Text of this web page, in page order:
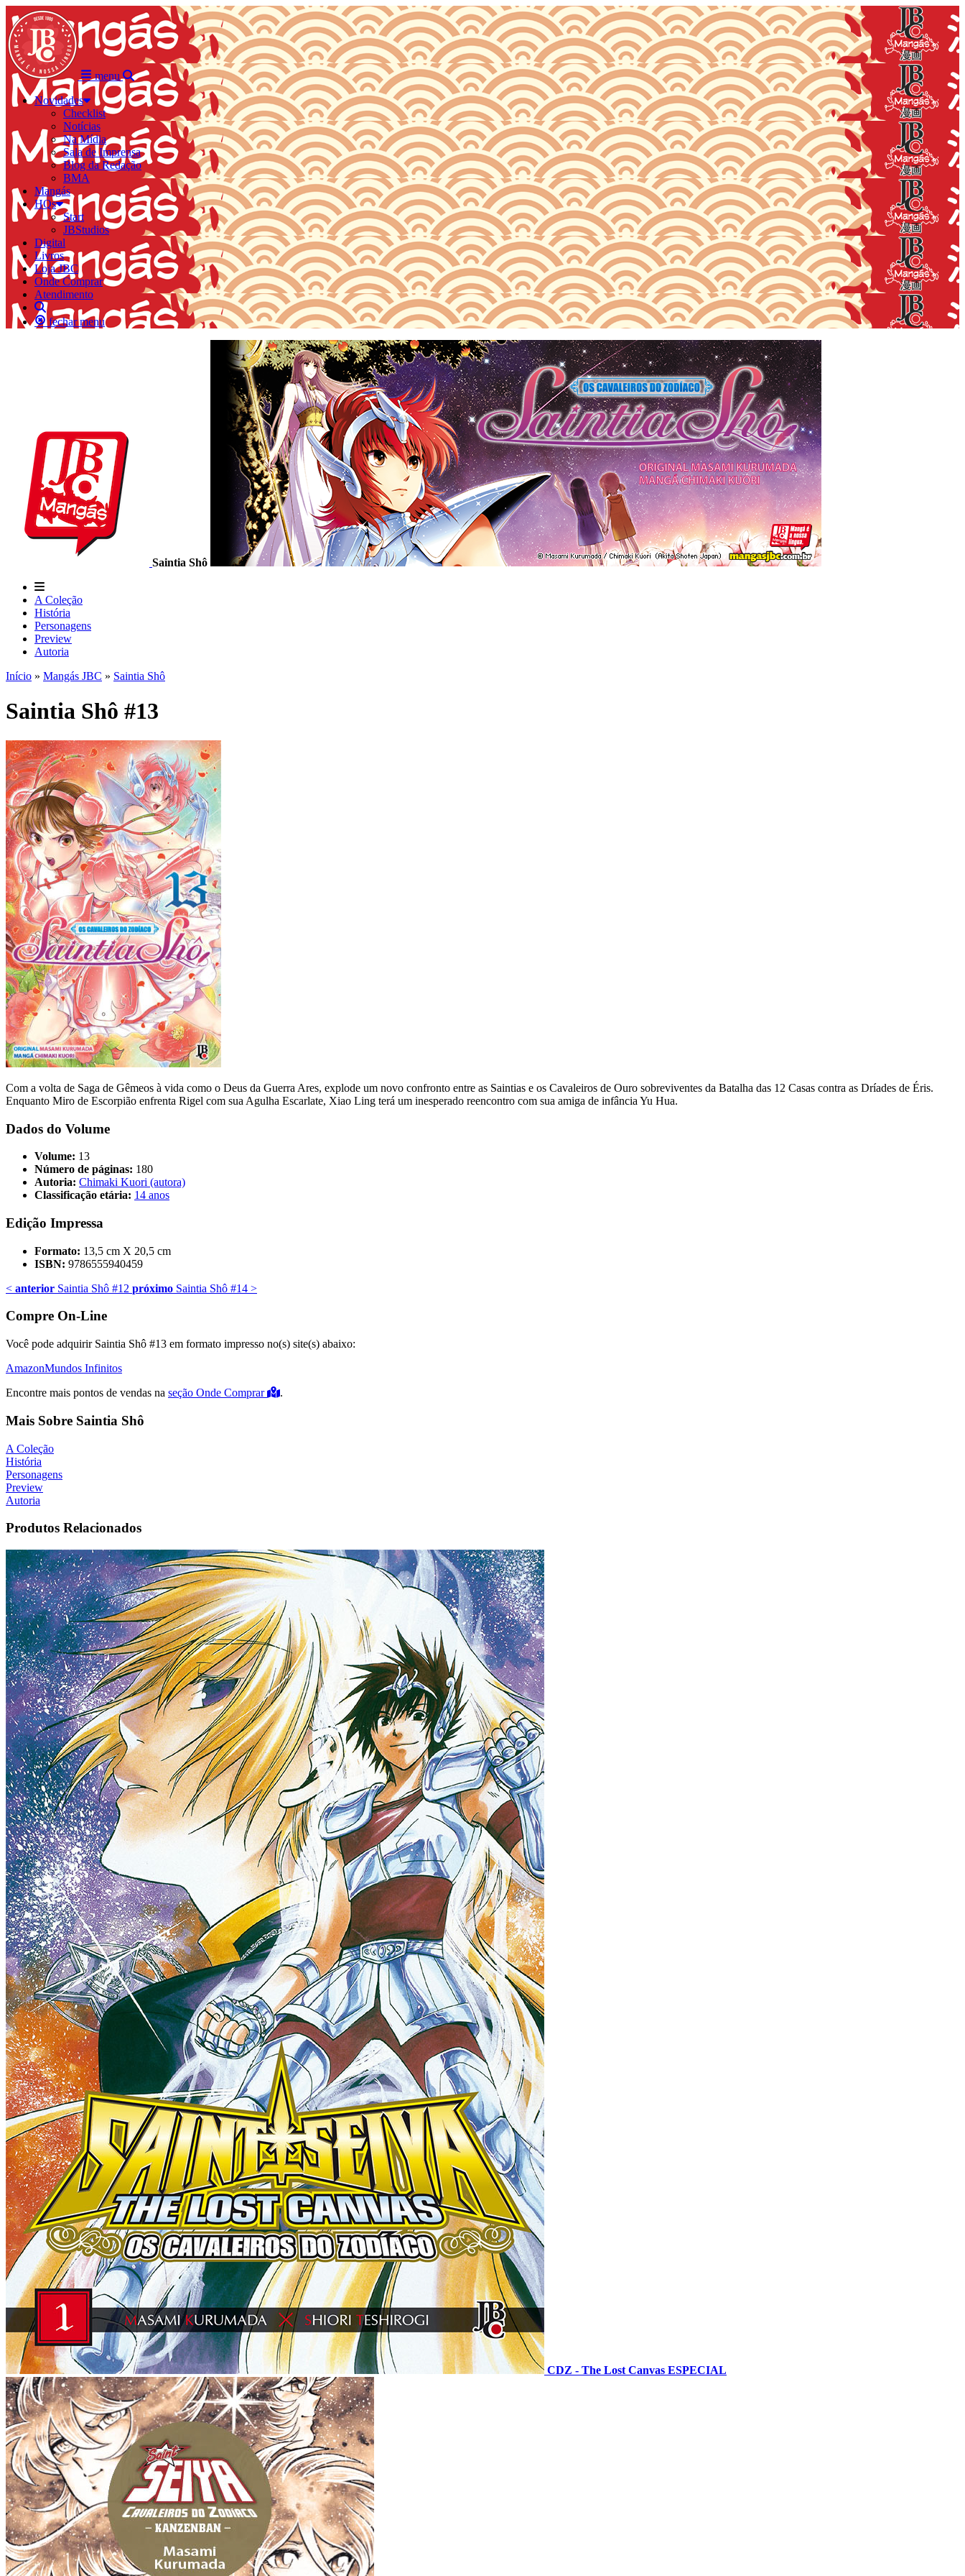
menu
Novidades
Checklist
Notícias
Na Mídia
Sala de Imprensa
Blog da Redação
BMA
Mangás
HQs
Start
JBStudios
Digital
Livros
Loja JBC
Onde Comprar
Atendimento
fechar menu
Saintia Shô
A Coleção
História
Personagens
Preview
Autoria
Início » Mangás JBC » Saintia Shô
Saintia Shô #13
Com a volta de Saga de Gêmeos à vida como o Deus da Guerra Ares, explode um novo confronto entre as Saintias e os Cavaleiros de Ouro sobreviventes da Batalha das 12 Casas contra as Dríades de Éris.
Enquanto Miro de Escorpião enfrenta Rigel com sua Agulha Escarlate, Xiao Ling terá um inesperado reencontro com sua amiga de infância Yu Hua.
Dados do Volume
Volume: 13
Número de páginas: 180
Autoria: Chimaki Kuori (autora)
Classificação etária: 14 anos
Edição Impressa
Formato: 13,5 cm X 20,5 cm
ISBN: 9786555940459
< anterior Saintia Shô #12 próximo Saintia Shô #14 >
Compre On-Line
Você pode adquirir Saintia Shô #13 em formato impresso no(s) site(s) abaixo:
AmazonMundos Infinitos
Encontre mais pontos de vendas na seção Onde Comprar .
Mais Sobre Saintia Shô
A Coleção
História
Personagens
Preview
Autoria
Produtos Relacionados
CDZ - The Lost Canvas ESPECIAL